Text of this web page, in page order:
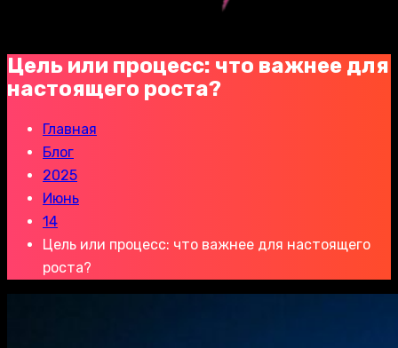
Цель или процесс: что важнее для
настоящего роста?
Главная
Блог
2025
Июнь
14
Цель или процесс: что важнее для настоящего
роста?